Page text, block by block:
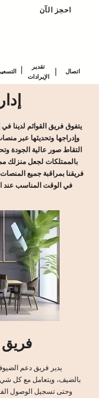
التسعير
احجز الآن
تقدير
الإيرادات
اتصال
يتفوق فريق القوائم لدينا
وإدراجها وتحديثها عبر
التقاط صور عالية الجودة
بالممتلكات لجعل منزلك
فريقنا بمراقبة جميع
في الوقت المناسب عند
يدير فريق دعم
بالضيف، ويتعامل مع كل
وحتى تسجيل الوصول